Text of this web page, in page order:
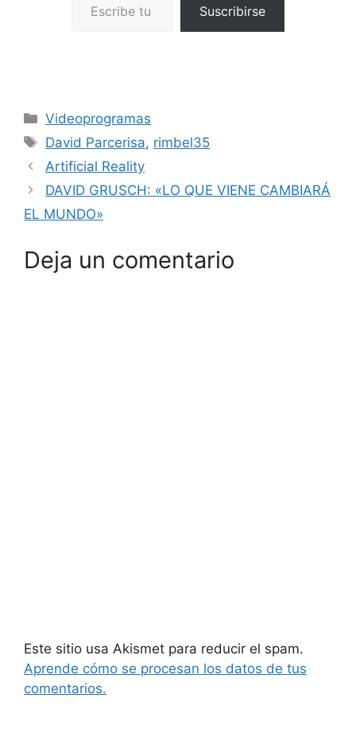
Suscribirse
Categorías
Videoprogramas
Etiquetas
David Parcerisa, rimbel35
Artificial Reality
DAVID GRUSCH: «LO QUE VIENE CAMBIARÁ
EL MUNDO»
Deja un comentario
Este sitio usa Akismet para reducir el spam.
Aprende cómo se procesan los datos de tus
comentarios.